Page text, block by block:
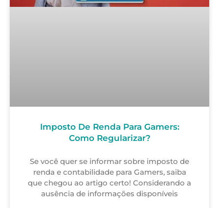
Imposto De Renda Para Gamers:
Como Regularizar?
Se você quer se informar sobre imposto de
renda e contabilidade para Gamers, saiba
que chegou ao artigo certo! Considerando a
ausência de informações disponíveis